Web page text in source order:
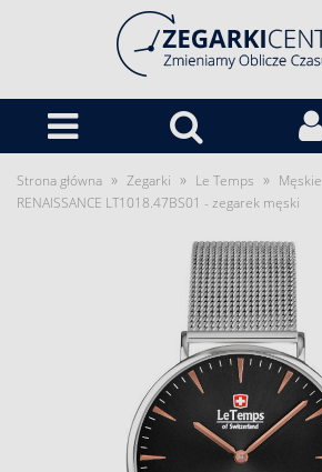
Strona główna » Zegarki » Le Temps » Męskie
RENAISSANCE LT1018.47BS01 - zegarek męski